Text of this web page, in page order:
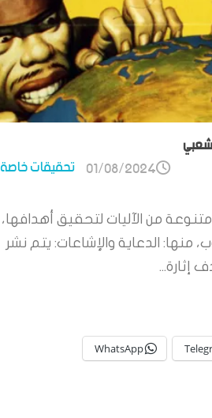
تحقيقات خاصة 01/08/2024
من الآليات لتحقيق أهدافها،
منها: الدعاية والإشاعات: يتم نشر
إثارة...
WhatsApp